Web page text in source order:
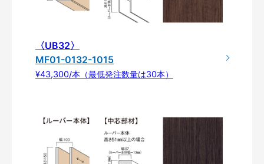
〈UB32〉
MF01-0132-1015
¥43,300/本（最低発注数量は30本）